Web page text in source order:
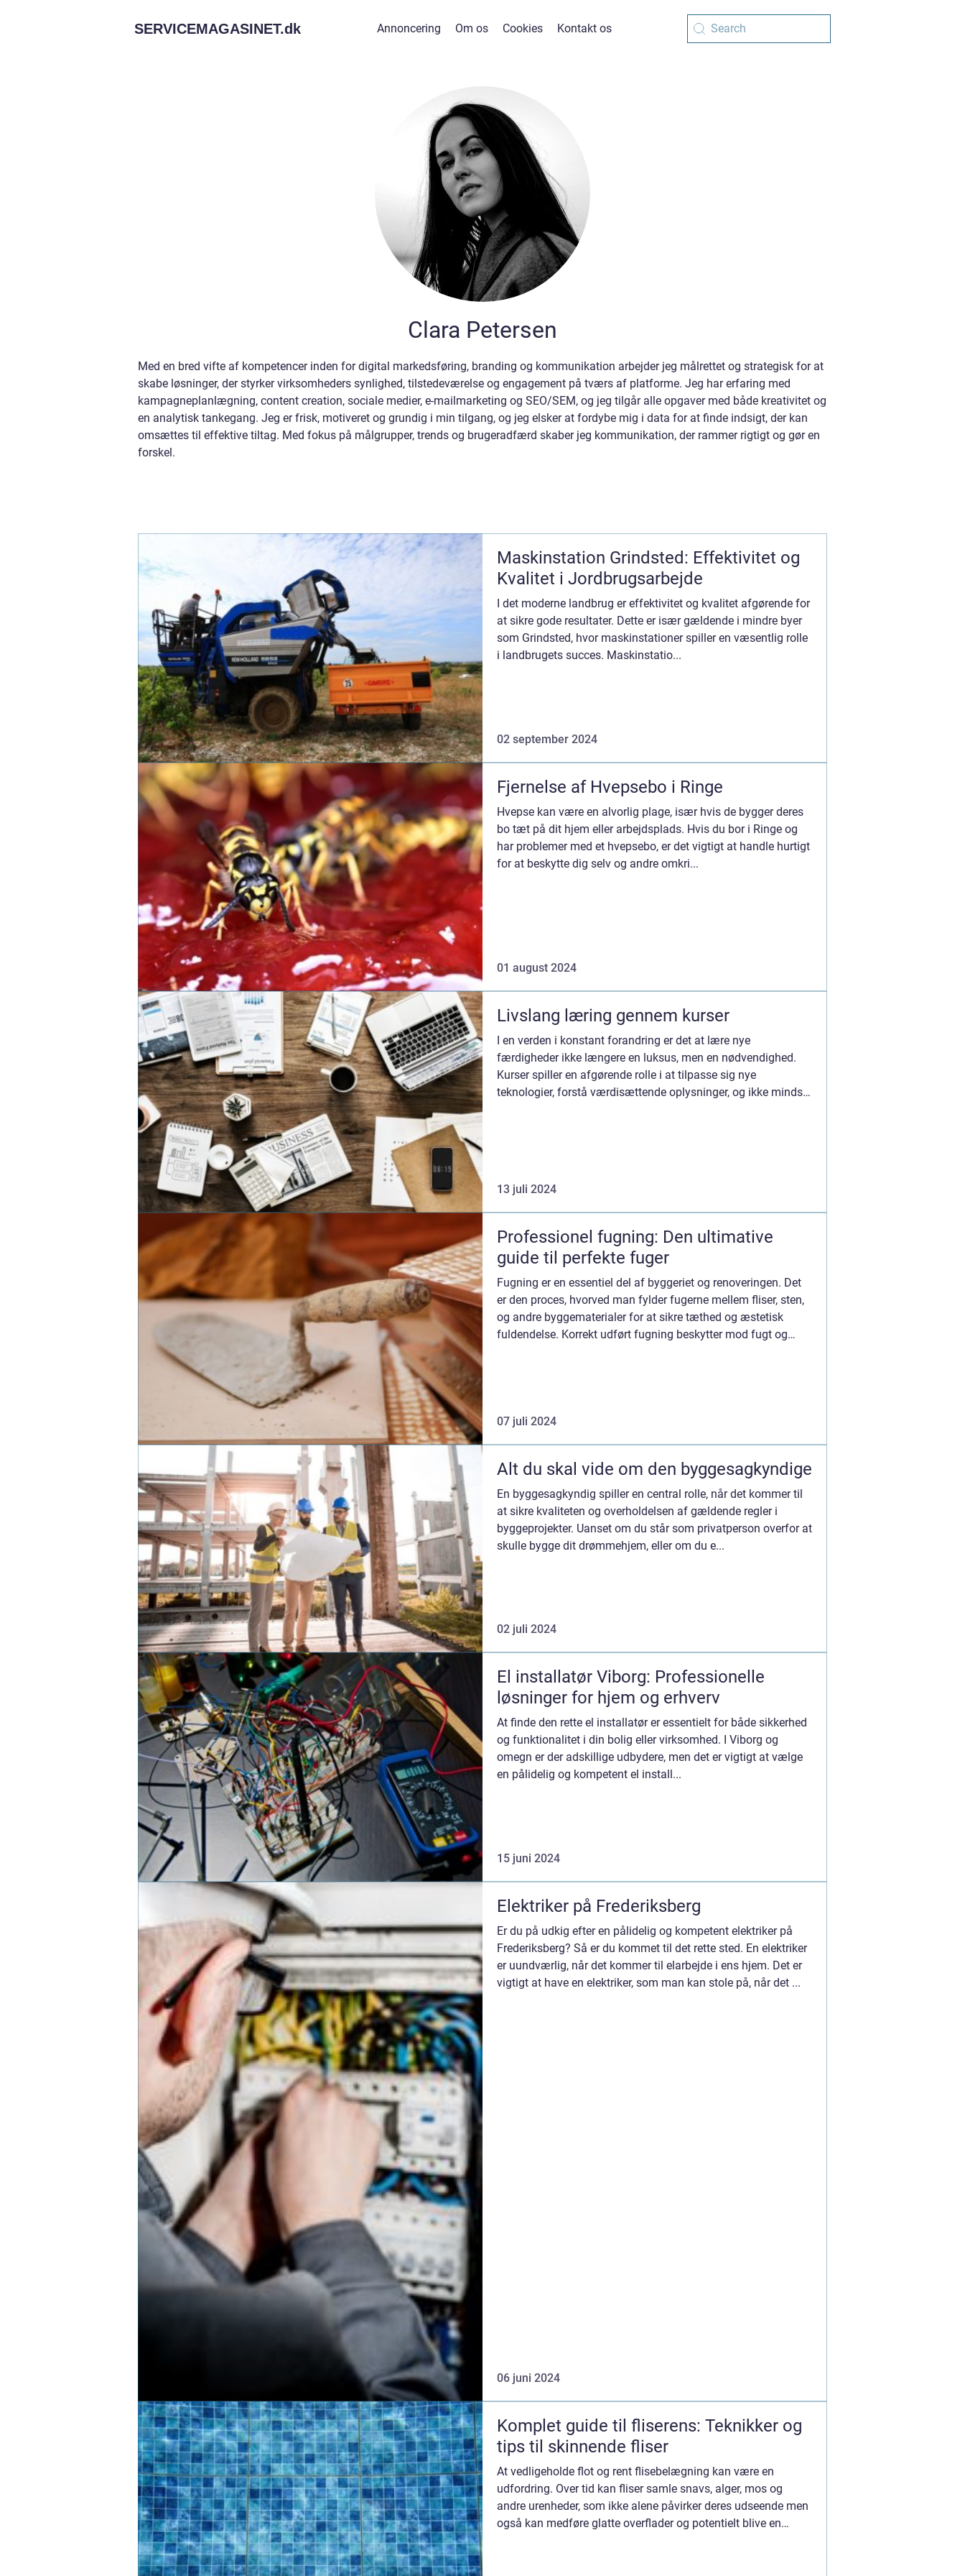
SERVICEMAGASINET.dk Annoncering Om os Cookies Kontakt os
Clara Petersen
Med en bred vifte af kompetencer inden for digital markedsføring, branding og kommunikation arbejder jeg målrettet og strategisk for at
skabe løsninger, der styrker virksomheders synlighed, tilstedeværelse og engagement på tværs af platforme. Jeg har erfaring med
kampagneplanlægning, content creation, sociale medier, e-mailmarketing og SEO/SEM, og jeg tilgår alle opgaver med både kreativitet og
en analytisk tankegang. Jeg er frisk, motiveret og grundig i min tilgang, og jeg elsker at fordybe mig i data for at finde indsigt, der kan
omsættes til effektive tiltag. Med fokus på målgrupper, trends og brugeradfærd skaber jeg kommunikation, der rammer rigtigt og gør en
forskel.
Maskinstation Grindsted: Effektivitet og
Kvalitet i Jordbrugsarbejde
I det moderne landbrug er effektivitet og kvalitet afgørende for
at sikre gode resultater. Dette er især gældende i mindre byer
som Grindsted, hvor maskinstationer spiller en væsentlig rolle
i landbrugets succes. Maskinstatio...
02 september 2024
Fjernelse af Hvepsebo i Ringe
Hvepse kan være en alvorlig plage, især hvis de bygger deres
bo tæt på dit hjem eller arbejdsplads. Hvis du bor i Ringe og
har problemer med et hvepsebo, er det vigtigt at handle hurtigt
for at beskytte dig selv og andre omkri...
01 august 2024
Livslang læring gennem kurser
I en verden i konstant forandring er det at lære nye
færdigheder ikke længere en luksus, men en nødvendighed.
Kurser spiller en afgørende rolle i at tilpasse sig nye
teknologier, forstå værdisættende oplysninger, og ikke mindst,
13 juli 2024
Professionel fugning: Den ultimative
guide til perfekte fuger
Fugning er en essentiel del af byggeriet og renoveringen. Det
er den proces, hvorved man fylder fugerne mellem fliser, sten,
og andre byggematerialer for at sikre tæthed og æstetisk
fuldendelse. Korrekt udført fugning beskytter mod fugt og
07 juli 2024
Alt du skal vide om den byggesagkyndige
En byggesagkyndig spiller en central rolle, når det kommer til
at sikre kvaliteten og overholdelsen af gældende regler i
byggeprojekter. Uanset om du står som privatperson overfor at
skulle bygge dit drømmehjem, eller om du e...
02 juli 2024
El installatør Viborg: Professionelle
løsninger for hjem og erhverv
At finde den rette el installatør er essentielt for både sikkerhed
og funktionalitet i din bolig eller virksomhed. I Viborg og
omegn er der adskillige udbydere, men det er vigtigt at vælge
en pålidelig og kompetent el install...
15 juni 2024
Elektriker på Frederiksberg
Er du på udkig efter en pålidelig og kompetent elektriker på
Frederiksberg? Så er du kommet til det rette sted. En elektriker
er uundværlig, når det kommer til elarbejde i ens hjem. Det er
vigtigt at have en elektriker, som man kan stole på, når det ...
06 juni 2024
Komplet guide til fliserens: Teknikker og
tips til skinnende fliser
At vedligeholde flot og rent flisebelægning kan være en
udfordring. Over tid kan fliser samle snavs, alger, mos og
andre urenheder, som ikke alene påvirker deres udseende men
også kan medføre glatte overflader og potentielt blive en